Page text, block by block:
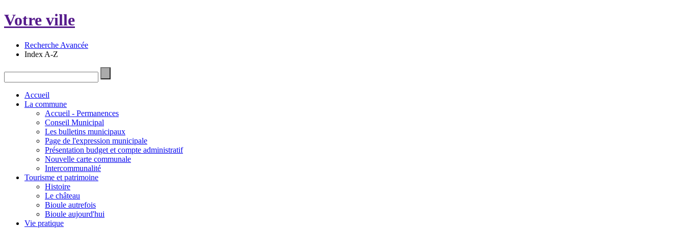
Votre ville
Recherche Avancée
Index A-Z
Accueil
La commune
Accueil - Permanences
Conseil Municipal
Les bulletins municipaux
Page de l'expression municipale
Présentation budget et compte administratif
Nouvelle carte communale
Intercommunalité
Tourisme et patrimoine
Histoire
Le château
Bioule autrefois
Bioule aujourd'hui
Vie pratique